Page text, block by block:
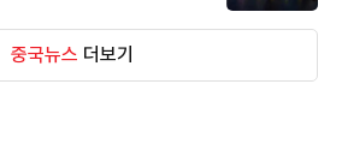
중국뉴스 더보기